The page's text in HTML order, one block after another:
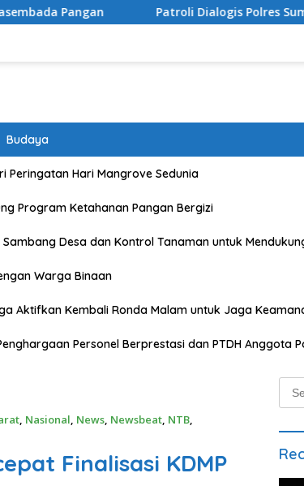
Patroli Dialogis Polres Sumbawa Barat Sasar
Budaya
Peringatan Hari Mangrove Sedunia
Program Ketahanan Pangan Bergizi
Desa dan Kontrol Tanaman untuk
Warga Binaan
Aktifkan Kembali Ronda Malam untuk Jaga
Personel Berprestasi dan PTDH Anggota
, Nasional, News, Newsbeat, NTB,
Finalisasi KDMP
for: